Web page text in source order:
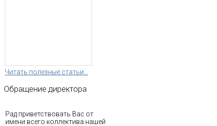
Читать полезные статьи...
Обращение директора
Рад приветствовать Вас от
имени всего коллектива нашей